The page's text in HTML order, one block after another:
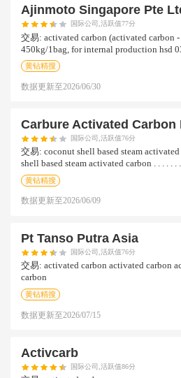
Ajinmoto Singapore Pte
国际公司,活跃值77分
交易: activated carbon (activated carbon
450kg/1bag, for internal production hsd
黄钻精搜
数据更新至2026/06/30
Carbure Activated Carbon
国际公司,活跃值76分
交易: coconut shell based steam
shell based steam activated carbon . . . . . .
黄钻精搜
数据更新至2026/06/09
Pt Tanso Putra Asia
国际公司,活跃值76分
交易: activated carbon activated carbon
carbon
黄钻精搜
数据更新至2026/07/15
Activcarb
国际公司,活跃值86分